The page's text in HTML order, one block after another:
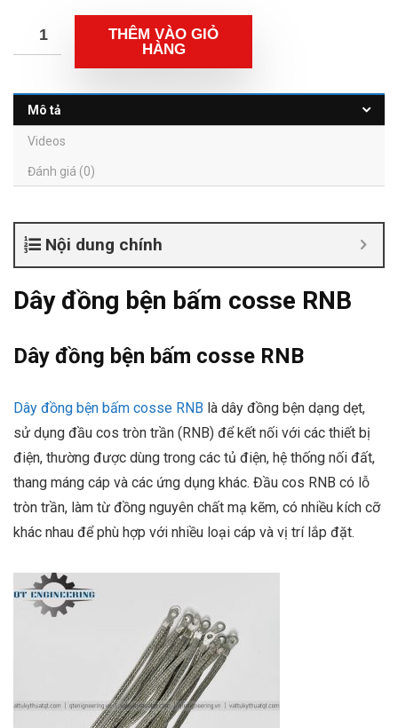
THÊM VÀO GIỎ
HÀNG
Mô tả
Videos
Đánh giá (0)
Nội dung chính
Dây đồng bện bấm cosse RNB
Dây đồng bện bấm cosse RNB
Dây đồng bện bấm cosse RNB là dây đồng bện dạng dẹt,
sử dụng đầu cos tròn trần (RNB) để kết nối với các thiết bị
điện, thường được dùng trong các tủ điện, hệ thống nối đất,
thang máng cáp và các ứng dụng khác. Đầu cos RNB có lỗ
tròn trần, làm từ đồng nguyên chất mạ kẽm, có nhiều kích cỡ
khác nhau để phù hợp với nhiều loại cáp và vị trí lắp đặt.